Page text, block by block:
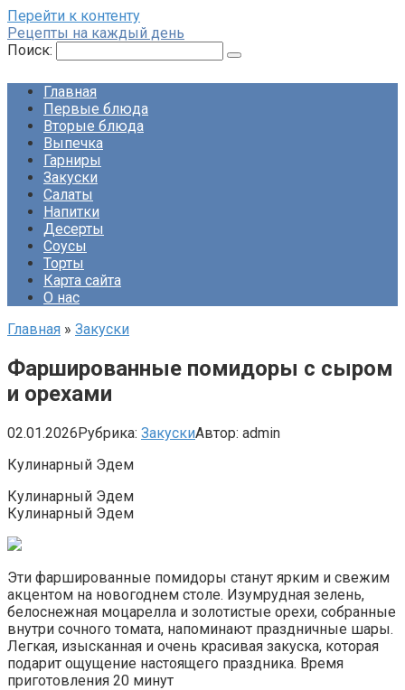
Перейти к контенту
Рецепты на каждый день
Поиск:
Главная
Первые блюда
Вторые блюда
Выпечка
Гарниры
Закуски
Салаты
Напитки
Десерты
Соусы
Торты
Карта сайта
О нас
Главная » Закуски
Фаршированные помидоры с сыром
и орехами
02.01.2026Рубрика: ЗакускиАвтор: admin
Кулинарный Эдем
Кулинарный Эдем
Кулинарный Эдем
Эти фаршированные помидоры станут ярким и свежим
акцентом на новогоднем столе. Изумрудная зелень,
белоснежная моцарелла и золотистые орехи, собранные
внутри сочного томата, напоминают праздничные шары.
Легкая, изысканная и очень красивая закуска, которая
подарит ощущение настоящего праздника. Время
приготовления 20 минут